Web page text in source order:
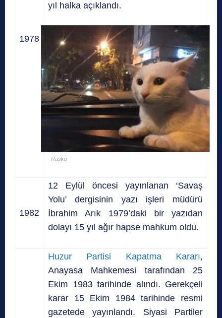
1978
yıl halka açıklandı.
Rasko
1982
12 Eylül öncesi yayınlanan ‘Savaş
Yolu’ dergisinin yazı işleri müdürü
İbrahim Arık 1979’daki bir yazıdan
dolayı 15 yıl ağır hapse mahkum oldu.
Huzur Partisi Kapatma Kararı,
Anayasa Mahkemesi tarafından 25
Ekim 1983 tarihinde alındı. Gerekçeli
karar 15 Ekim 1984 tarihinde resmi
gazetede yayınlandı. Siyasi Partiler